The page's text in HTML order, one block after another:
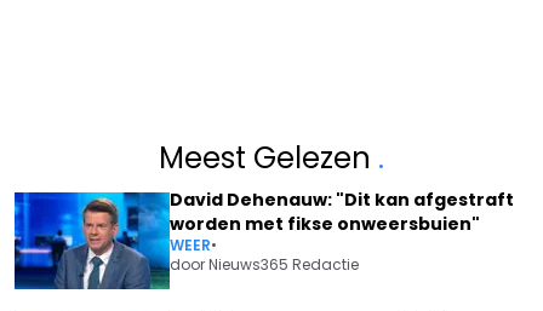
Meest Gelezen .
David Dehenauw: "Dit kan afgestraft
worden met fikse onweersbuien"
WEER•
doorNieuws365 Redactie